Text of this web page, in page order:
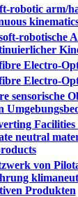
robotic arm/
robotische
Electro-
Electro-
sensorische
neutral
von
Produkten